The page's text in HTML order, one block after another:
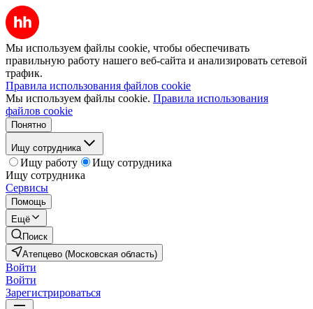
Мы используем файлы cookie, чтобы обеспечивать
правильную работу нашего веб-сайта и анализировать сетевой
трафик.
Правила использования файлов cookie
Мы используем файлы cookie. Правила использования
файлов cookie
Понятно
Ищу сотрудника
Ищу работу
Ищу сотрудника
Ищу сотрудника
Сервисы
Помощь
Ещё
Поиск
Атепцево (Московская область)
Войти
Войти
Зарегистрироваться